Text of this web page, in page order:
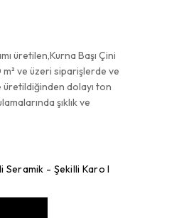
üretilen,Kurna Başı Çini
ve üzeri siparişlerde ve
dolayı ton
şıklık ve
Seramik - Şekilli Karo I